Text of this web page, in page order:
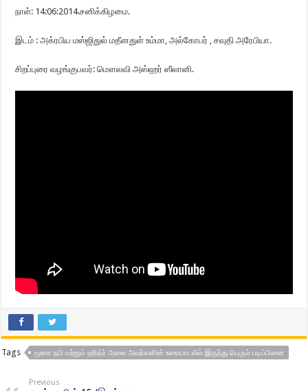
நாள்: 14:06:2014.சனிக்கிழமை.
இடம் : அக்ரபிய மஸ்ஜிதுல் மதீனதுள் உம்மா, அல்கோபர் , சவுதி அரேபியா.
சிறப்புரை வழங்குபவர்: மௌலவி அஸ்ஹர் ஸீலானி.
Tags மூஸா நபி மற்றும் ஹித்ர் அலை அவர்களின் உரையாடலில் இருந்து பெரும் படிப்பினை
Previous